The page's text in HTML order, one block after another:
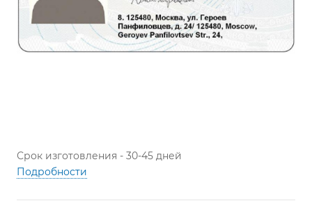
Срок изготовления - 30-45 дней
Подробности